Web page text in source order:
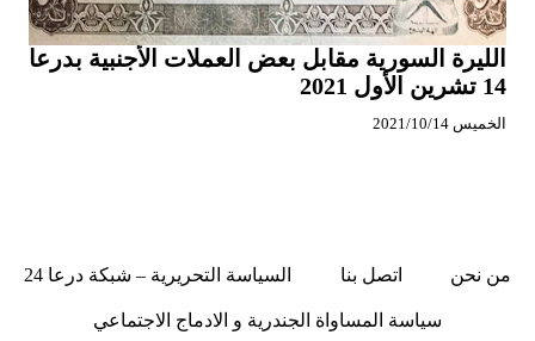
الليرة السورية مقابل بعض العملات الأجنبية بدرعا
14 تشرين الأول 2021
الخميس 2021/10/14
من نحن اتصل بنا السياسة التحريرية – شبكة درعا 24
سياسة المساواة الجندرية و الادماج الاجتماعي